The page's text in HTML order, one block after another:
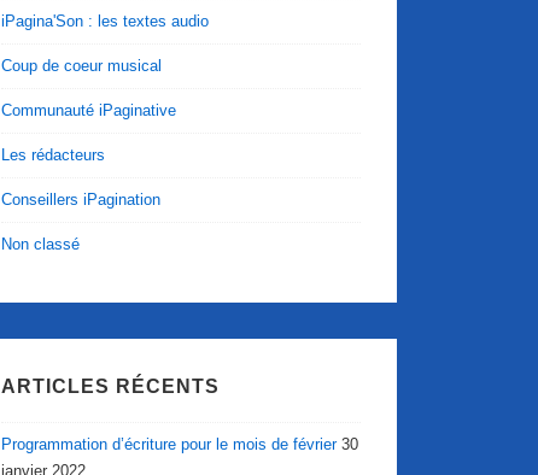
iPagina'Son : les textes audio
Coup de coeur musical
Communauté iPaginative
Les rédacteurs
Conseillers iPagination
Non classé
ARTICLES RÉCENTS
Programmation d’écriture pour le mois de février 30
janvier 2022